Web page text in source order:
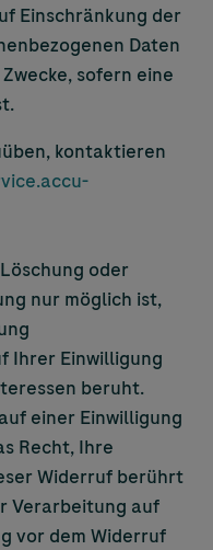
Einschränkung der
Daten
sofern eine
kontaktieren
oder
nur möglich ist,
Ihrer Einwilligung
beruht.
einer Einwilligung
Recht, Ihre
Widerruf berührt
Verarbeitung auf
vor dem Widerruf